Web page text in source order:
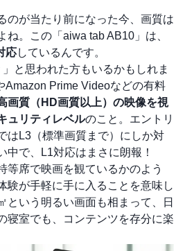
のが当たり前になった今、画質は
ね。この「aiwa tab AB10」は、
応しているんです。
」と思われた方もいるかもしれま
Amazon Prime Videoなどの有料
画質（HD画質以上）の映像を視
ュリティレベルのこと。エントリ
はL3（標準画質まで）にしか対
中で、L1対応はまさに朗報！
等席で映画を観ているかのよう
験が手軽に手に入ることを意味し
という明るい画面も相まって、日
寝室でも、コンテンツを存分に楽